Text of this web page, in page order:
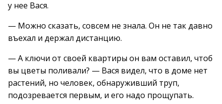
у нее Вася.
— Можно сказать, совсем не знала. Он не так давно
въехал и держал дистанцию.
— А ключи от своей квартиры он вам оставил, чтоб
вы цветы поливали? — Вася видел, что в доме нет
растений, но человек, обнаруживший труп,
подозревается первым, и его надо прощупать.